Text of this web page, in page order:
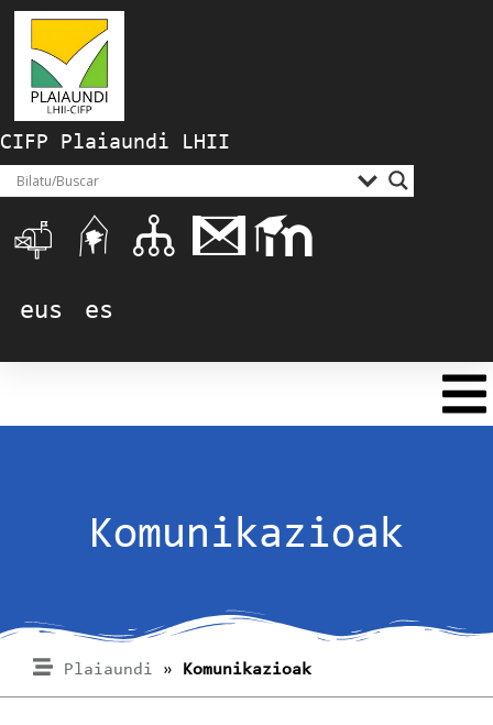
CIFP Plaiaundi LHII
eus es
Komunikazioak
Plaiaundi » Komunikazioak